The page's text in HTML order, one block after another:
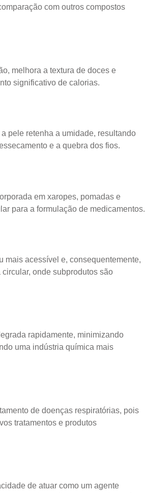
com outros compostos
melhora a textura de doces e
significativo de calorias.
pele retenha a umidade, resultando
e a quebra dos fios.
em xaropes, pomadas e
para a formulação de medicamentos.
mais acessível e, consequentemente,
onde subprodutos são
rapidamente, minimizando
uma indústria química mais
de doenças respiratórias, pois
tratamentos e produtos
de atuar como um agente